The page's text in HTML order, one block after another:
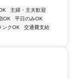
主婦・主夫歓迎
OK
平日のみOK
ンクOK
交通費支給